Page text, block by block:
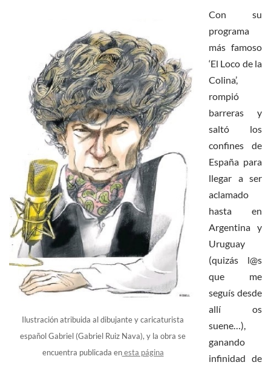
Ilustración atribuida al dibujante y caricaturista
español Gabriel (Gabriel Ruiz Nava), y la obra se
encuentra publicada enesta página
Con su
programa
más famoso
‘El Loco de la
Colina’,
rompió
barreras y
saltó los
confines de
España para
llegar a ser
aclamado
hasta en
Argentina y
Uruguay
(quizás l@s
que me
seguís desde
allí os
suene…),
ganando
infinidad de